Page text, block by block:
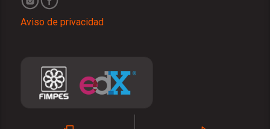
Aviso de privacidad